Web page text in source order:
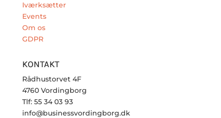
Iværksætter
Events
Om os
GDPR
KONTAKT
Rådhustorvet 4F
4760 Vordingborg
Tlf: 55 34 03 93
info@businessvordingborg.dk